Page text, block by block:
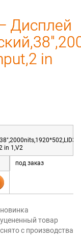
Дисплей
in
in 1,V2
под заказ
новинка
уцененный товар
снято с производства